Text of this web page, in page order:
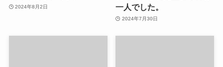
2024年8月2日
一人でした。
2024年7月30日